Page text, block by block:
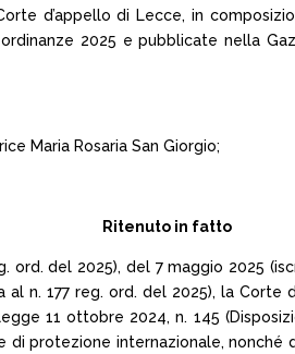
d’appello di Lecce, in
2025 e pubblicate nella
Maria Rosaria San Giorgio;
Ritenuto in fatto
ord. del 2025), del 7 maggio 2025
n. 177 reg. ord. del 2025), la
11 ottobre 2024, n. 145
protezione internazionale,